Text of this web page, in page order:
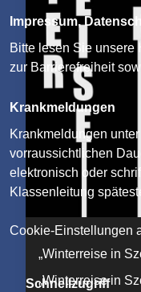
„Winterreise in
„Winterreise in
Impressum,
Bitte lesen Sie unsere
zur Barrierefreiheit
Krankmeldungen
Krankmeldungen
vorraussichtlichen
elektronisch oder
Klassenleitung
Cookie-Einstellungen
Schnellzugriff